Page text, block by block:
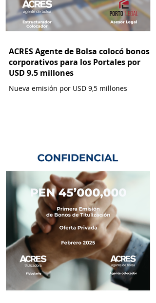
ACRES Agente de Bolsa colocó bonos
corporativos para los Portales por
USD 9.5 millones
Nueva emisión por USD 9,5 millones